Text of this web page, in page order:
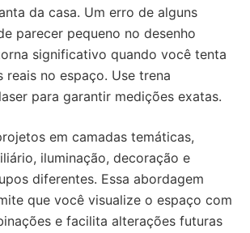
da casa. Um erro de alguns
parecer pequeno no desenho
significativo quando você tenta
reais no espaço. Use trena
para garantir medições exatas.
em camadas temáticas,
iluminação, decoração e
diferentes. Essa abordagem
que você visualize o espaço com
e facilita alterações futuras